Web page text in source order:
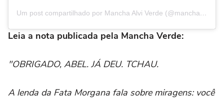
Um post compartilhado por Mancha Alvi Verde (@manchaverdetorcida)
Leia a nota publicada pela Mancha Verde:
"OBRIGADO, ABEL. JÁ DEU. TCHAU.
A lenda da Fata Morgana fala sobre miragens: você